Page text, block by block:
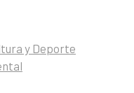
y Deporte